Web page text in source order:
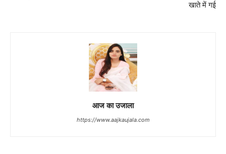
खाते में गई
आज का उजाला
https://www.aajkaujala.com